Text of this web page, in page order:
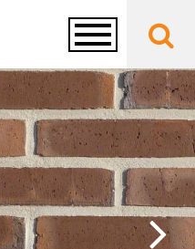
Toggle
navigation